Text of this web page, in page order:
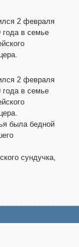
2 февраля
года в семье
2 февраля
года в семье
была бедной
сундучка,